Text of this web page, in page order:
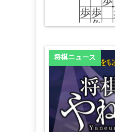
将棋ニュース